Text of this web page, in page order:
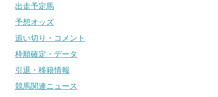
出走予定馬
予想オッズ
追い切り・コメント
枠順確定・データ
引退・移籍情報
競馬関連ニュース